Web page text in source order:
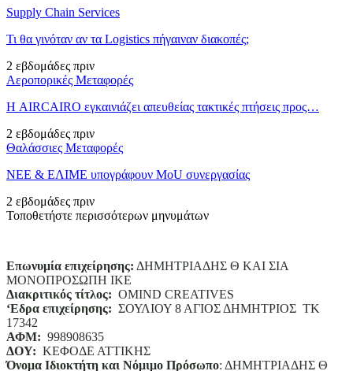
Supply Chain Services
Τι θα γινόταν αν τα Logistics πήγαιναν διακοπές;
2 εβδομάδες πριν
Αεροπορικές Μεταφορές
Η AIRCAIRO εγκαινιάζει απευθείας τακτικές πτήσεις προς…
2 εβδομάδες πριν
Θαλάσσιες Μεταφορές
ΝΕΕ & ΕΛΙΜΕ υπογράφουν MoU συνεργασίας
2 εβδομάδες πριν
Τοποθετήστε περισσότερων μηνυμάτων
Επωνυμία επιχείρησης: ΔΗΜΗΤΡΙΑΔΗΣ Θ ΚΑΙ ΣΙΑ
ΜΟΝΟΠΡΟΣΩΠΗ ΙΚΕ
Διακριτικός τίτλος: ΟΜΙΝD CREATIVES
‘Eδρα επιχείρησης: ΣΟΥΛΙΟΥ 8 ΑΓΙΟΣ ΔΗΜΗΤΡΙΟΣ ΤΚ
17342
ΑΦΜ: 998908635
ΔΟΥ: ΚΕΦΟΔΕ ΑΤΤΙΚΗΣ
Όνομα Ιδιοκτήτη και Νόμιμο Πρόσωπο: ΔΗΜΗΤΡΙΑΔΗΣ Θ